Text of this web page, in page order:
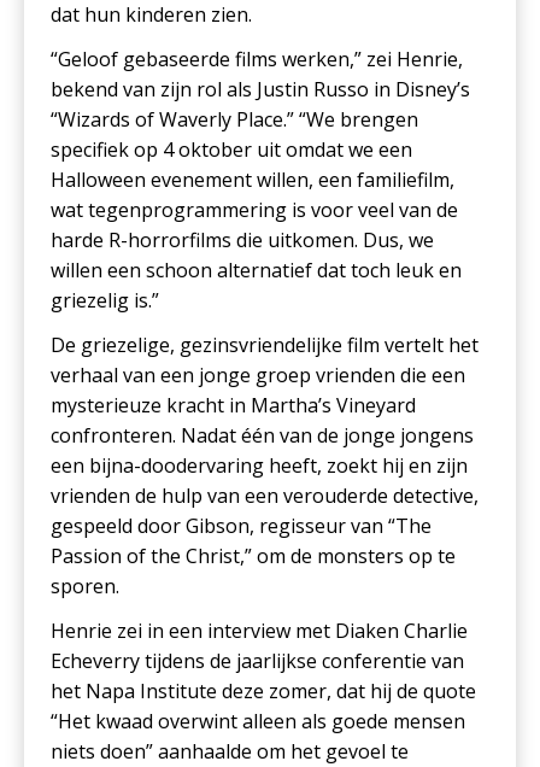
dat hun kinderen zien.
“Geloof gebaseerde films werken,” zei Henrie,
bekend van zijn rol als Justin Russo in Disney’s
“Wizards of Waverly Place.” “We brengen
specifiek op 4 oktober uit omdat we een
Halloween evenement willen, een familiefilm,
wat tegenprogrammering is voor veel van de
harde R-horrorfilms die uitkomen. Dus, we
willen een schoon alternatief dat toch leuk en
griezelig is.”
De griezelige, gezinsvriendelijke film vertelt het
verhaal van een jonge groep vrienden die een
mysterieuze kracht in Martha’s Vineyard
confronteren. Nadat één van de jonge jongens
een bijna-doodervaring heeft, zoekt hij en zijn
vrienden de hulp van een verouderde detective,
gespeeld door Gibson, regisseur van “The
Passion of the Christ,” om de monsters op te
sporen.
Henrie zei in een interview met Diaken Charlie
Echeverry tijdens de jaarlijkse conferentie van
het Napa Institute deze zomer, dat hij de quote
“Het kwaad overwint alleen als goede mensen
niets doen” aanhaalde om het gevoel te